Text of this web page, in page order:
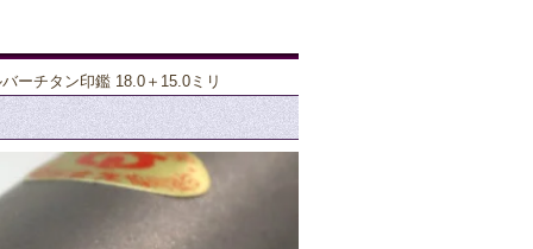
ーチタン印鑑 18.0＋15.0ミリ